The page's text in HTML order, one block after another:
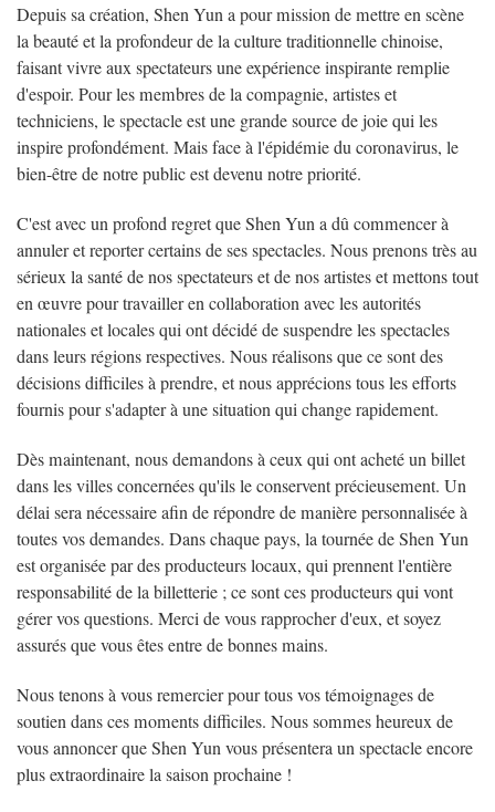
Depuis sa création, Shen Yun a pour mission de mettre en scène
la beauté et la profondeur de la culture traditionnelle chinoise,
faisant vivre aux spectateurs une expérience inspirante remplie
d'espoir. Pour les membres de la compagnie, artistes et
techniciens, le spectacle est une grande source de joie qui les
inspire profondément. Mais face à l'épidémie du coronavirus, le
bien-être de notre public est devenu notre priorité.
C'est avec un profond regret que Shen Yun a dû commencer à
annuler et reporter certains de ses spectacles. Nous prenons très au
sérieux la santé de nos spectateurs et de nos artistes et mettons tout
en œuvre pour travailler en collaboration avec les autorités
nationales et locales qui ont décidé de suspendre les spectacles
dans leurs régions respectives. Nous réalisons que ce sont des
décisions difficiles à prendre, et nous apprécions tous les efforts
fournis pour s'adapter à une situation qui change rapidement.
Dès maintenant, nous demandons à ceux qui ont acheté un billet
dans les villes concernées qu'ils le conservent précieusement. Un
délai sera nécessaire afin de répondre de manière personnalisée à
toutes vos demandes. Dans chaque pays, la tournée de Shen Yun
est organisée par des producteurs locaux, qui prennent l'entière
responsabilité de la billetterie ; ce sont ces producteurs qui vont
gérer vos questions. Merci de vous rapprocher d'eux, et soyez
assurés que vous êtes entre de bonnes mains.
Nous tenons à vous remercier pour tous vos témoignages de
soutien dans ces moments difficiles. Nous sommes heureux de
vous annoncer que Shen Yun vous présentera un spectacle encore
plus extraordinaire la saison prochaine !